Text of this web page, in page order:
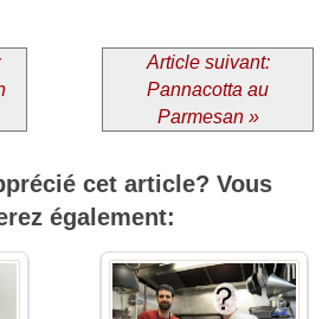
Article suivant:
Pannacotta au
Parmesan »
cet article? Vous
également: